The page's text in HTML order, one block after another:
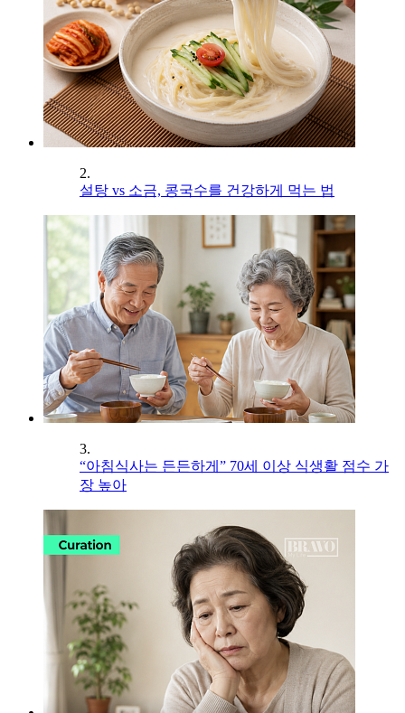
2.
설탕 vs 소금, 콩국수를 건강하게 먹는 법
3.
“아침식사는 든든하게” 70세 이상 식생활 점수 가
장 높아